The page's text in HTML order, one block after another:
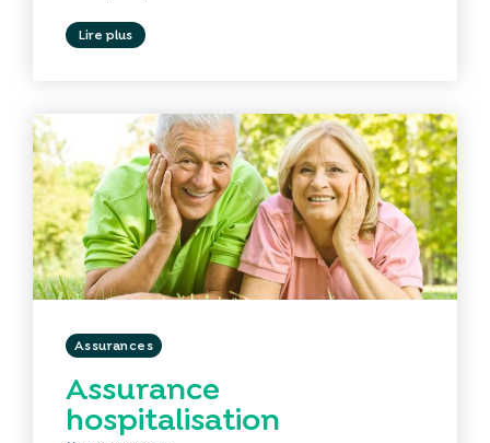
Lire plus
Assurances
Assurance
hospitalisation